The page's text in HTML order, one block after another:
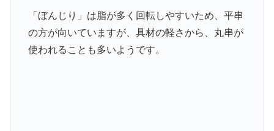
「ぼんじり」は脂が多く回転しやすいため、平串
の方が向いていますが、具材の軽さから、丸串が
使われることも多いようです。